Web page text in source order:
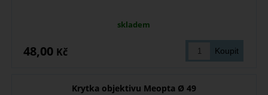
skladem
48,00 Kč
Krytka objektivu Meopta Ø 49